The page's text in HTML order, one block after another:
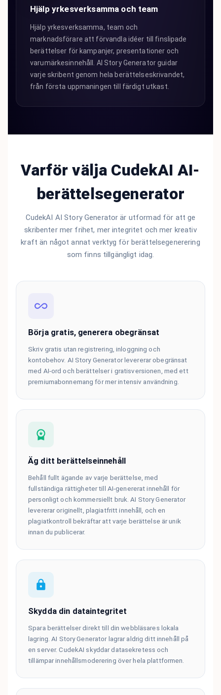
Hjälp yrkesverksamma och team
Hjälp yrkesverksamma, team och
marknadsförare att förvandla idéer till finslipade
berättelser för kampanjer, presentationer och
varumärkesinnehåll. AI Story Generator guidar
varje skribent genom hela berättelseskrivandet,
från första uppmaningen till färdigt utkast.
Varför välja CudekAI AI-
berättelsegenerator
CudekAI AI Story Generator är utformad för att ge
skribenter mer frihet, mer integritet och mer kreativ
kraft än något annat verktyg för berättelsegenerering
som finns tillgängligt idag.
Börja gratis, generera obegränsat
Skriv gratis utan registrering, inloggning och
kontobehov. AI Story Generator levererar obegränsat
med AI-ord och berättelser i gratisversionen, med ett
premiumabonnemang för mer intensiv användning.
Äg ditt berättelseinnehåll
Behåll fullt ägande av varje berättelse, med
fullständiga rättigheter till AI-genererat innehåll för
personligt och kommersiellt bruk. AI Story Generator
levererar originellt, plagiatfritt innehåll, och en
plagiatkontroll bekräftar att varje berättelse är unik
innan du publicerar.
Skydda din dataintegritet
Spara berättelser direkt till din webbläsares lokala
lagring. AI Story Generator lagrar aldrig ditt innehåll på
en server. CudekAI skyddar datasekretess och
tillämpar innehållsmoderering över hela plattformen.